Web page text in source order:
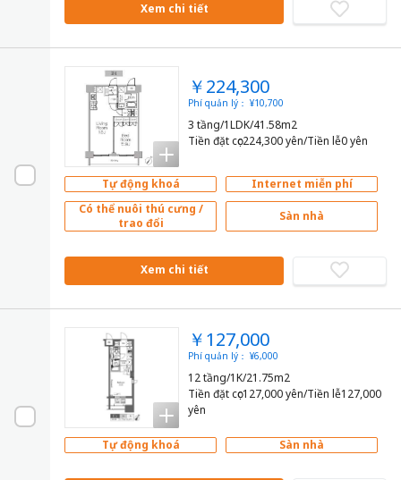
Xem chi tiết
￥224,300
Phí quản lý： ¥10,700
3 tầng/1LDK/41.58m2
Tiền đặt cọc224,300 yên/Tiền lễ0 yên
Tự động khoá
Internet miễn phí
Có thể nuôi thú cưng /
trao đổi
Sàn nhà
Xem chi tiết
￥127,000
Phí quản lý： ¥6,000
12 tầng/1K/21.75m2
Tiền đặt cọc127,000 yên/Tiền lễ127,000
yên
Tự động khoá Sàn nhà